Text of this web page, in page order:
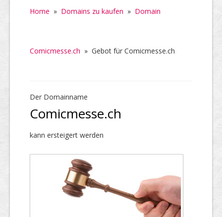
Home » Domains zu kaufen » Domain
Comicmesse.ch » Gebot für Comicmesse.ch
Der Domainname
Comicmesse.ch
kann ersteigert werden